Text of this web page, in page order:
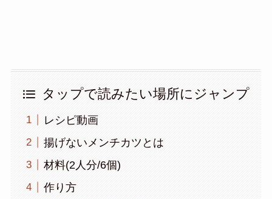
タップで読みたい場所にジャンプ
レシピ動画
揚げないメンチカツとは
材料(2人分/6個)
作り方